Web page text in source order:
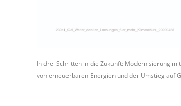
In drei Schritten in die Zukunft: Modernisierung
von erneuerbaren Energien und der Umstieg auf